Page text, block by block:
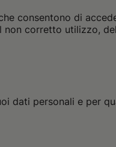
consentono di
corretto utilizzo,
dati personali e per